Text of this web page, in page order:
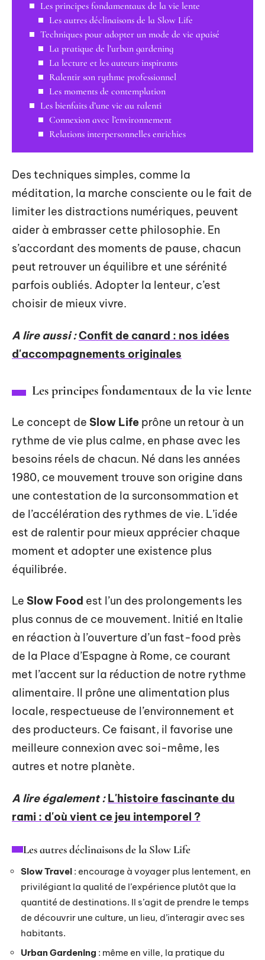
Les principes fondamentaux de la vie lente
Les autres déclinaisons de la Slow Life
Techniques pour adopter un mode de vie apaisé
La pratique de l’urban gardening
La lecture et les auteurs inspirants
Ralentir son rythme professionnel
Les moments de contemplation
Les bienfaits d’une vie au ralenti
Connexion avec l’environnement
Relations interpersonnelles enrichies
Des techniques simples, comme la
méditation, la marche consciente ou le fait de
limiter les distractions numériques, peuvent
aider à embrasser cette philosophie. En
s’accordant des moments de pause, chacun
peut retrouver un équilibre et une sérénité
parfois oubliés. Adopter la lenteur, c’est
choisir de mieux vivre.
A lire aussi :Confit de canard : nos idées
d'accompagnements originales
Les principes fondamentaux de la vie lente
Le concept de Slow Life prône un retour à un
rythme de vie plus calme, en phase avec les
besoins réels de chacun. Né dans les années
1980, ce mouvement trouve son origine dans
une contestation de la surconsommation et
de l’accélération des rythmes de vie. L’idée
est de ralentir pour mieux apprécier chaque
moment et adopter une existence plus
équilibrée.
Le Slow Food est l’un des prolongements les
plus connus de ce mouvement. Initié en Italie
en réaction à l’ouverture d’un fast-food près
de la Place d’Espagne à Rome, ce courant
met l’accent sur la réduction de notre rythme
alimentaire. Il prône une alimentation plus
locale, respectueuse de l’environnement et
des producteurs. Ce faisant, il favorise une
meilleure connexion avec soi-même, les
autres et notre planète.
A lire également : L'histoire fascinante du
rami : d'où vient ce jeu intemporel ?
Les autres déclinaisons de la Slow Life
Slow Travel : encourage à voyager plus lentement, en
privilégiant la qualité de l’expérience plutôt que la
quantité de destinations. Il s’agit de prendre le temps
de découvrir une culture, un lieu, d’interagir avec ses
habitants.
Urban Gardening : même en ville, la pratique du